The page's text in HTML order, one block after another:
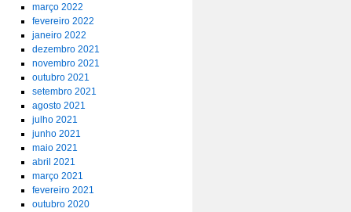
março 2022
fevereiro 2022
janeiro 2022
dezembro 2021
novembro 2021
outubro 2021
setembro 2021
agosto 2021
julho 2021
junho 2021
maio 2021
abril 2021
março 2021
fevereiro 2021
outubro 2020